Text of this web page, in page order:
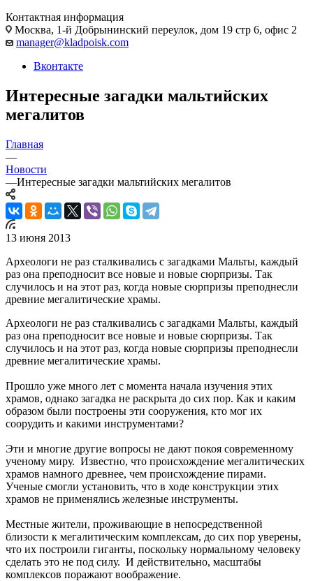
Контактная информация
Москва, 1-й Добрынинский переулок, дом 19 стр 6, офис 2
manager@kladpoisk.com
Вконтакте
Интересные загадки мальтийских
мегалитов
Главная
—
Новости
—Интересные загадки мальтийских мегалитов
13 июня 2013
Археологи не раз сталкивались с загадками Мальты, каждый
раз она преподносит все новые и новые сюрпризы. Так
случилось и на этот раз, когда новые сюрпризы преподнесли
древние мегалитические храмы.
Археологи не раз сталкивались с загадками Мальты, каждый
раз она преподносит все новые и новые сюрпризы. Так
случилось и на этот раз, когда новые сюрпризы преподнесли
древние мегалитические храмы.
Прошло уже много лет с момента начала изучения этих
храмов, однако загадка не раскрыта до сих пор. Как и каким
образом были построены эти сооружения, кто мог их
соорудить и какими инструментами?
Эти и многие другие вопросы не дают покоя современному
ученому миру. Известно, что происхождение мегалитических
храмов намного древнее, чем происхождение пирами.
Ученые смогли установить, что в ходе конструкции этих
храмов не применялись железные инструменты.
Местные жители, проживающие в непосредственной
близости к мегалитическим комплексам, до сих пор уверены,
что их построили гиганты, поскольку нормальному человеку
сделать это не под силу. И действительно, масштабы
комплексов поражают воображение.